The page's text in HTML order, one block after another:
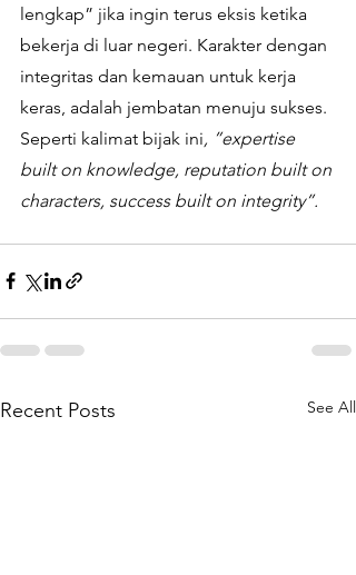
lengkap” jika ingin terus eksis ketika
bekerja di luar negeri. Karakter dengan
integritas dan kemauan untuk kerja
keras, adalah jembatan menuju sukses.
Seperti kalimat bijak ini, ”expertise
built on knowledge, reputation built on
characters, success built on integrity”.
Recent Posts See All